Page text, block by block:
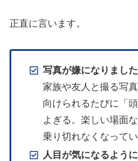
正直に言います。
写真が嫌になりました
家族や友人と撮る写
向けられるたびに「
よぎる。楽しい場面
乗り切れなくなってい
人目が気になるよう